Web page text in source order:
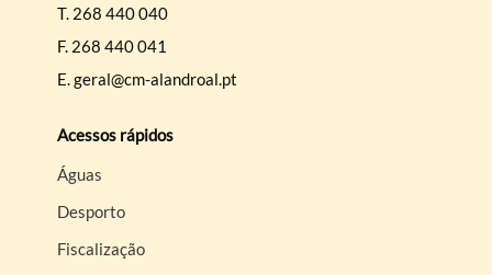
T. 268 440 040
F. 268 440 041
E.geral@cm-alandroal.pt
Acessos rápidos
Águas
Desporto
Fiscalização